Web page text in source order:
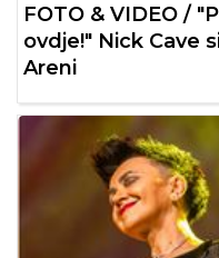
FOTO & VIDEO /
ovdje!" Nick Cave
Areni